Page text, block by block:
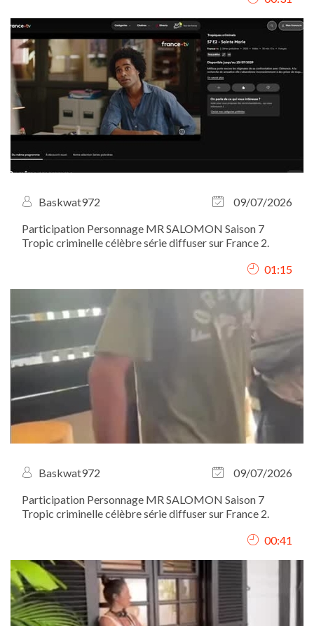
Baskwat972
09/07/2026
Participation Personnage MR SALOMON Saison 7
Tropic criminelle célèbre série diffuser sur France 2.
01:15
Baskwat972
09/07/2026
Participation Personnage MR SALOMON Saison 7
Tropic criminelle célèbre série diffuser sur France 2.
00:41